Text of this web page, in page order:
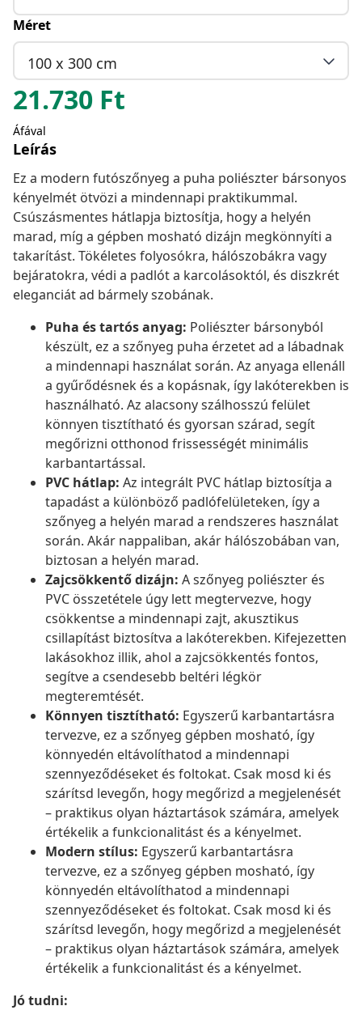
Méret
100 x 300 cm
21.730 Ft
Áfával
Leírás
Ez a modern futószőnyeg a puha poliészter bársonyos
kényelmét ötvözi a mindennapi praktikummal.
Csúszásmentes hátlapja biztosítja, hogy a helyén
marad, míg a gépben mosható dizájn megkönnyíti a
takarítást. Tökéletes folyosókra, hálószobákra vagy
bejáratokra, védi a padlót a karcolásoktól, és diszkrét
eleganciát ad bármely szobának.
Puha és tartós anyag: Poliészter bársonyból
készült, ez a szőnyeg puha érzetet ad a lábadnak
a mindennapi használat során. Az anyaga ellenáll
a gyűrődésnek és a kopásnak, így lakóterekben is
használható. Az alacsony szálhosszú felület
könnyen tisztítható és gyorsan szárad, segít
megőrizni otthonod frissességét minimális
karbantartással.
PVC hátlap: Az integrált PVC hátlap biztosítja a
tapadást a különböző padlófelületeken, így a
szőnyeg a helyén marad a rendszeres használat
során. Akár nappaliban, akár hálószobában van,
biztosan a helyén marad.
Zajcsökkentő dizájn: A szőnyeg poliészter és
PVC összetétele úgy lett megtervezve, hogy
csökkentse a mindennapi zajt, akusztikus
csillapítást biztosítva a lakóterekben. Kifejezetten
lakásokhoz illik, ahol a zajcsökkentés fontos,
segítve a csendesebb beltéri légkör
megteremtését.
Könnyen tisztítható: Egyszerű karbantartásra
tervezve, ez a szőnyeg gépben mosható, így
könnyedén eltávolíthatod a mindennapi
szennyeződéseket és foltokat. Csak mosd ki és
szárítsd levegőn, hogy megőrizd a megjelenését
– praktikus olyan háztartások számára, amelyek
értékelik a funkcionalitást és a kényelmet.
Modern stílus: Egyszerű karbantartásra
tervezve, ez a szőnyeg gépben mosható, így
könnyedén eltávolíthatod a mindennapi
szennyeződéseket és foltokat. Csak mosd ki és
szárítsd levegőn, hogy megőrizd a megjelenését
– praktikus olyan háztartások számára, amelyek
értékelik a funkcionalitást és a kényelmet.
Jó tudni: